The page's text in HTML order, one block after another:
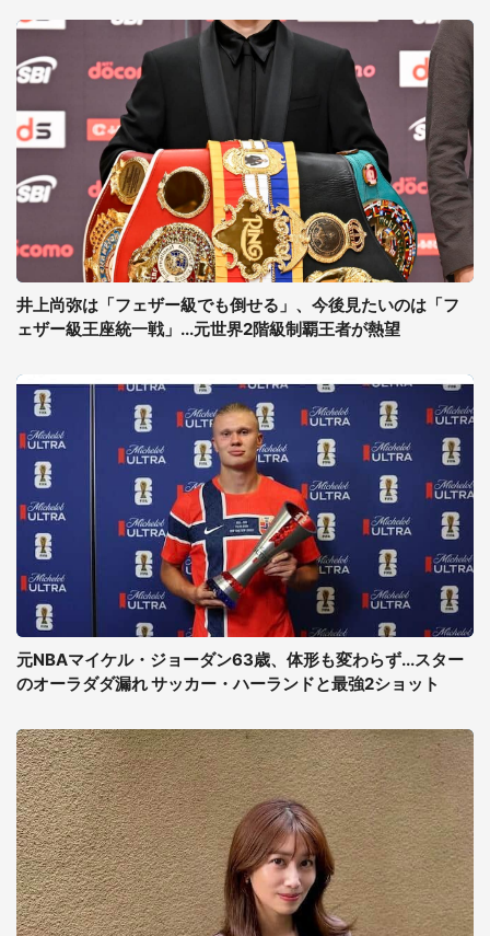
井上尚弥は「フェザー級でも倒せる」、今後見たいのは「フ
ェザー級王座統一戦」...元世界2階級制覇王者が熱望
元NBAマイケル・ジョーダン63歳、体形も変わらず...スター
のオーラダダ漏れ サッカー・ハーランドと最強2ショット